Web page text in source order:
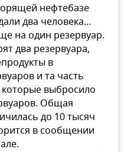
нефтебазе
два человека...
на один резервуар.
два резервуара,
в
и та часть
выбросило
Общая
до 10 тысяч
в сообщении